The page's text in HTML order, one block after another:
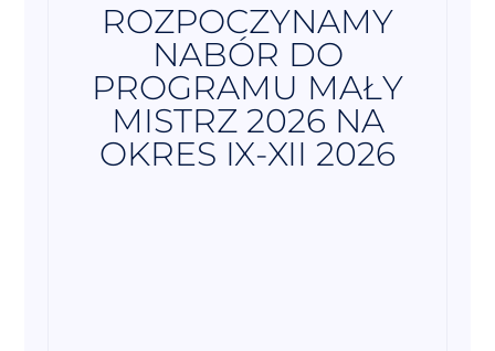
ROZPOCZYNAMY
NABÓR DO
PROGRAMU MAŁY
MISTRZ 2026 NA
OKRES IX-XII 2026